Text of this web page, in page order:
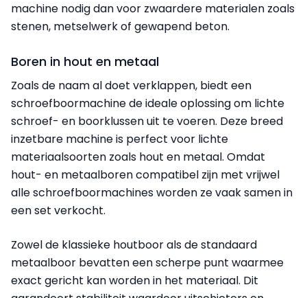
machine nodig dan voor zwaardere materialen zoals
stenen, metselwerk of gewapend beton.
Boren in hout en metaal
Zoals de naam al doet verklappen, biedt een
schroefboormachine de ideale oplossing om lichte
schroef- en boorklussen uit te voeren. Deze breed
inzetbare machine is perfect voor lichte
materiaalsoorten zoals hout en metaal. Omdat
hout- en metaalboren compatibel zijn met vrijwel
alle schroefboormachines worden ze vaak samen in
een set verkocht.
Zowel de klassieke houtboor als de standaard
metaalboor bevatten een scherpe punt waarmee
exact gericht kan worden in het materiaal. Dit